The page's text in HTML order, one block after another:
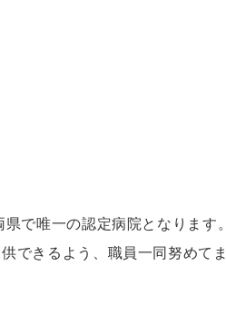
で唯一の認定病院となります。
できるよう、職員一同努めてま